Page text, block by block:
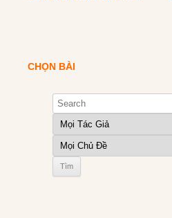
CHỌN BÀI